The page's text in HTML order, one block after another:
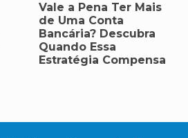
Vale a Pena Ter Mais
de Uma Conta
Bancária? Descubra
Quando Essa
Estratégia Compensa